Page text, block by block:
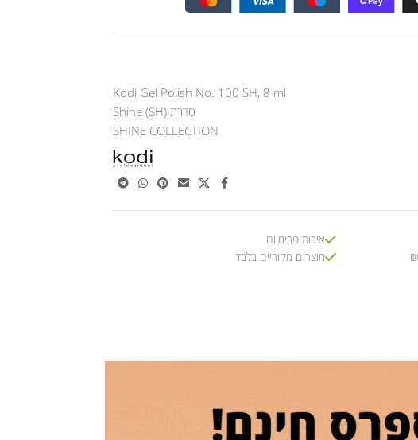
Kodi Gel Polish No. 100 SH, 8 ml
סדרת Shine (SH)
SHINE COLLECTION
איכות פרימיום
מוצרים מקוריים בלבד